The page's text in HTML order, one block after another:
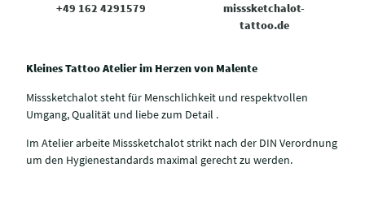
+49 162 4291579
misssketchalot-
tattoo.de
Kleines Tattoo Atelier im Herzen von Malente
Misssketchalot steht für Menschlichkeit und respektvollen
Umgang, Qualität und liebe zum Detail .
Im Atelier arbeite Misssketchalot strikt nach der DIN Verordnung
um den Hygienestandards maximal gerecht zu werden.